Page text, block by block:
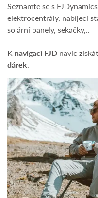
Seznamte se s
elektrocentrály, nabíjecí
solární panely, sekačky,..
K navigaci FJD navíc
dárek.